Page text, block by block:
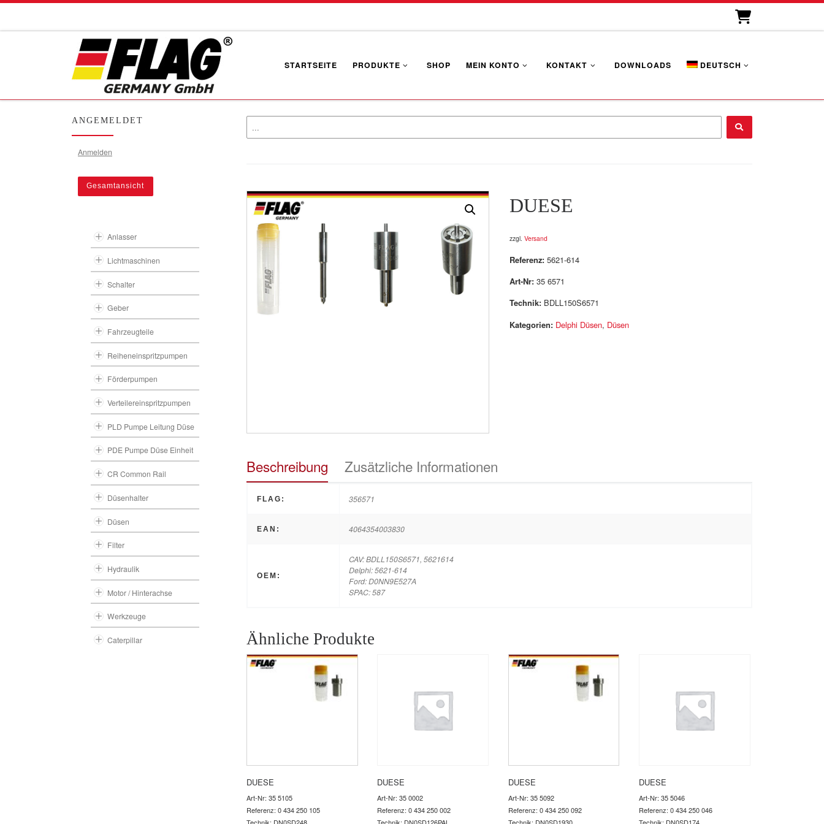
STARTSEITE PRODUKTE SHOP MEIN KONTO KONTAKT DOWNLOADS DEUTSCH
DUESE
zzgl. Versand
Referenz: 5621-614
Art-Nr: 35 6571
Technik: BDLL150S6571
Kategorien: Delphi Düsen, Düsen
Beschreibung Zusätzliche Informationen
FLAG: 356571
EAN: 4064354003830
OEM:
CAV: BDLL150S6571, 5621614
Delphi: 5621-614
Ford: D0NN9E527A
SPAC: 587
Ähnliche Produkte
DUESE
Art-Nr: 35 5105
Referenz: 0 434 250 105
Technik: DN0SD248
DUESE
Art-Nr: 35 0002
Referenz: 0 434 250 002
Technik: DN0SD126PAL
DUESE
Art-Nr: 35 5092
Referenz: 0 434 250 092
Technik: DN0SD1930
DUESE
Art-Nr: 35 5046
Referenz: 0 434 250 046
Technik: DN0SD174
ANGEMELDET
Anmelden
Gesamtansicht
Anlasser
Lichtmaschinen
Schalter
Geber
Fahrzeugteile
Reiheneinspritzpumpen
Förderpumpen
Verteilereinspritzpumpen
PLD Pumpe Leitung Düse
PDE Pumpe Düse Einheit
CR Common Rail
Düsenhalter
Düsen
Filter
Hydraulik
Motor / Hinterachse
Werkzeuge
Caterpillar